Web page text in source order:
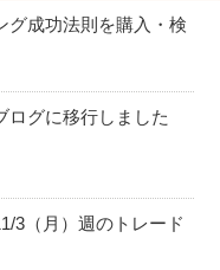
グ成功法則を購入・検
ログに移行しました
3（月）週のトレード